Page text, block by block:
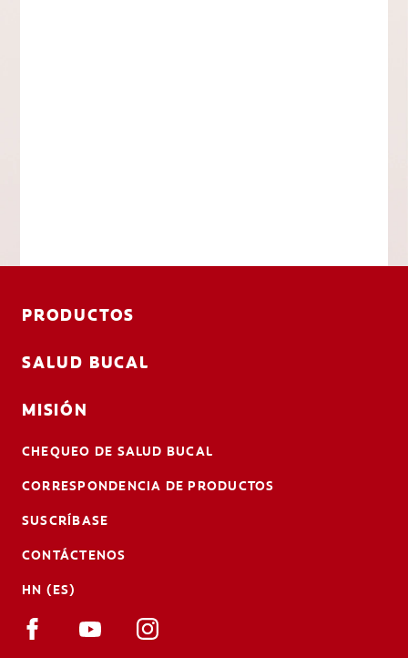
PRODUCTOS
SALUD BUCAL
MISIÓN
CHEQUEO DE SALUD BUCAL
CORRESPONDENCIA DE PRODUCTOS
SUSCRÍBASE
CONTÁCTENOS
HN (ES)